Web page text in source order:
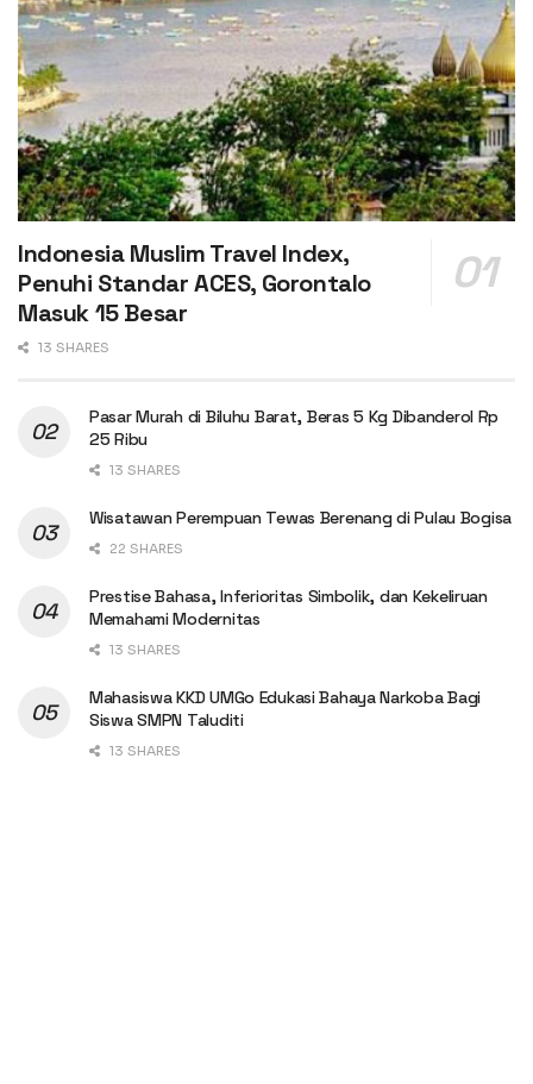
Indonesia Muslim Travel Index,
Penuhi Standar ACES, Gorontalo
Masuk 15 Besar
13 SHARES
Pasar Murah di Biluhu Barat, Beras 5 Kg Dibanderol Rp
25 Ribu
13 SHARES
Wisatawan Perempuan Tewas Berenang di Pulau Bogisa
22 SHARES
Prestise Bahasa, Inferioritas Simbolik, dan Kekeliruan
Memahami Modernitas
13 SHARES
Mahasiswa KKD UMGo Edukasi Bahaya Narkoba Bagi
Siswa SMPN Taluditi
13 SHARES